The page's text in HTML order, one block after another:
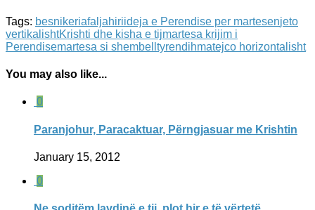
Tags: besnikeriafaljahiriideja e Perendise per martesenjeto
vertikalishtKrishti dhe kisha e tijmartesa krijim i
Perendisemartesa si shembelltyrendihmatejco horizontalisht
You may also like...
0
Paranjohur, Paracaktuar, Përngjasuar me Krishtin
January 15, 2012
0